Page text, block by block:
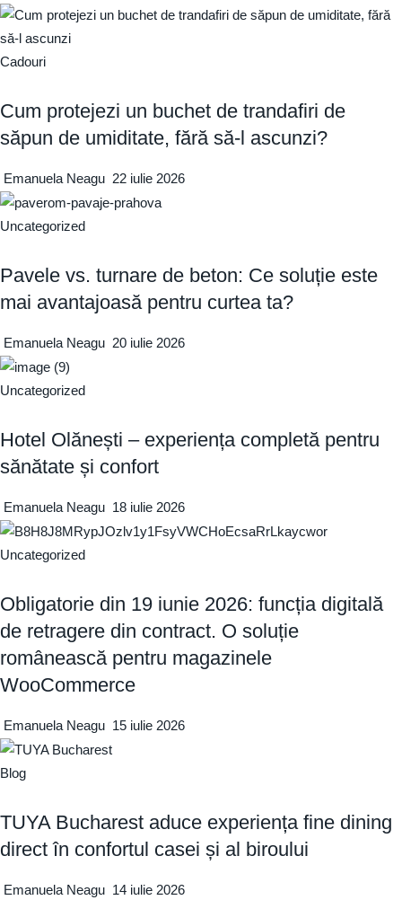
Cadouri
Cum protejezi un buchet de trandafiri de
săpun de umiditate, fără să-l ascunzi?
Emanuela Neagu 22 iulie 2026
Uncategorized
Pavele vs. turnare de beton: Ce soluție este
mai avantajoasă pentru curtea ta?
Emanuela Neagu 20 iulie 2026
Uncategorized
Hotel Olănești – experiența completă pentru
sănătate și confort
Emanuela Neagu 18 iulie 2026
Uncategorized
Obligatorie din 19 iunie 2026: funcția digitală
de retragere din contract. O soluție
românească pentru magazinele
WooCommerce
Emanuela Neagu 15 iulie 2026
Blog
TUYA Bucharest aduce experiența fine dining
direct în confortul casei și al biroului
Emanuela Neagu 14 iulie 2026